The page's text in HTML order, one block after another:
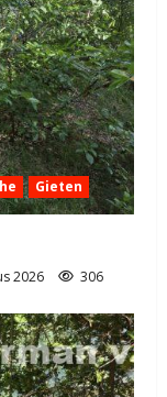
Gieten
2026 306